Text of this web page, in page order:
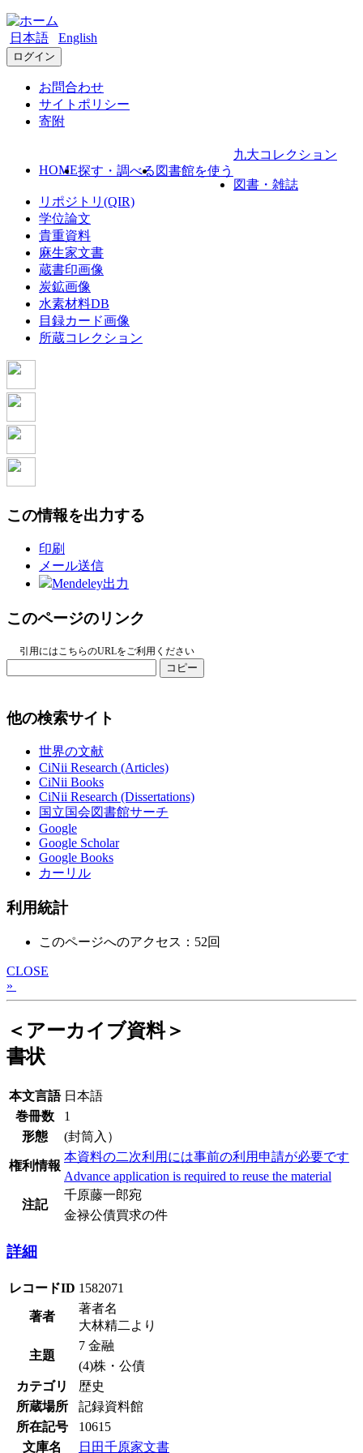
日本語 English
ログイン
お問合わせ
サイトポリシー
寄附
HOME探す・調べる 図書館を使う
九大コレクション
図書・雑誌
リポジトリ(QIR)
学位論文
貴重資料
麻生家文書
蔵書印画像
炭鉱画像
水素材料DB
目録カード画像
所蔵コレクション
この情報を出力する
印刷
メール送信
Mendeley出力
このページのリンク
引用にはこちらのURLをご利用ください
コピー
他の検索サイト
世界の文献
CiNii Research (Articles)
CiNii Books
CiNii Research (Dissertations)
国立国会図書館サーチ
Google
Google Scholar
Google Books
カーリル
利用統計
このページへのアクセス：52回
CLOSE
»
＜アーカイブ資料＞
書状
本文言語 日本語
巻冊数
1
形態
(封筒入）
権利情報
本資料の二次利用には事前の利用申請が必要です
Advance application is required to reuse the material
注記
千原藤一郎宛
金禄公債買求の件
詳細
レコードID 1582071
著者
著者名
大林精二より
主題
7 金融
(4)株・公債
カテゴリ
歴史
所蔵場所
記録資料館
所在記号
10615
文庫名
日田千原家文書